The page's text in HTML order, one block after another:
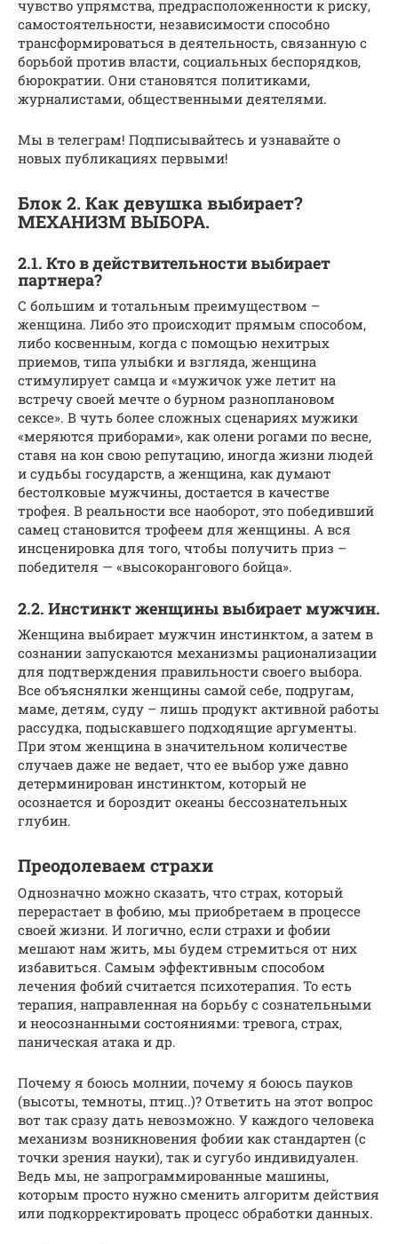
чувство упрямства, предрасположенности к риску,
самостоятельности, независимости способно
трансформироваться в деятельность, связанную с
борьбой против власти, социальных беспорядков,
бюрократии. Они становятся политиками,
журналистами, общественными деятелями.
Мы в телеграм! Подписывайтесь и узнавайте о
новых публикациях первыми!
Блок 2. Как девушка выбирает?
МЕХАНИЗМ ВЫБОРА.
2.1. Кто в действительности выбирает
партнера?
С большим и тотальным преимуществом –
женщина. Либо это происходит прямым способом,
либо косвенным, когда с помощью нехитрых
приемов, типа улыбки и взгляда, женщина
стимулирует самца и «мужичок уже летит на
встречу своей мечте о бурном разноплановом
сексе». В чуть более сложных сценариях мужики
«меряются приборами», как олени рогами по весне,
ставя на кон свою репутацию, иногда жизни людей
и судьбы государств, а женщина, как думают
бестолковые мужчины, достается в качестве
трофея. В реальности все наоборот, это победивший
самец становится трофеем для женщины. А вся
инсценировка для того, чтобы получить приз –
победителя — «высокорангового бойца».
2.2. Инстинкт женщины выбирает мужчин.
Женщина выбирает мужчин инстинктом, а затем в
сознании запускаются механизмы рационализации
для подтверждения правильности своего выбора.
Все объяснялки женщины самой себе, подругам,
маме, детям, суду – лишь продукт активной работы
рассудка, подыскавшего подходящие аргументы.
При этом женщина в значительном количестве
случаев даже не ведает, что ее выбор уже давно
детерминирован инстинктом, который не
осознается и бороздит океаны бессознательных
глубин.
Преодолеваем страхи
Однозначно можно сказать, что страх, который
перерастает в фобию, мы приобретаем в процессе
своей жизни. И логично, если страхи и фобии
мешают нам жить, мы будем стремиться от них
избавиться. Самым эффективным способом
лечения фобий считается психотерапия. То есть
терапия, направленная на борьбу с сознательными
и неосознанными состояниями: тревога, страх,
паническая атака и др.
Почему я боюсь молнии, почему я боюсь пауков
(высоты, темноты, птиц..)? Ответить на этот вопрос
вот так сразу дать невозможно. У каждого человека
механизм возникновения фобии как стандартен (с
точки зрения науки), так и сугубо индивидуален.
Ведь мы, не запрограммированные машины,
которым просто нужно сменить алгоритм действия
или подкорректировать процесс обработки данных.